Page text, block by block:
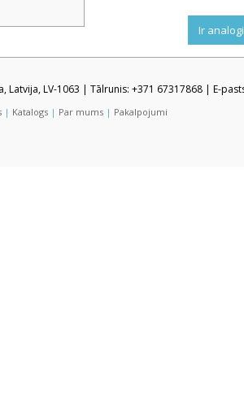
Ir analogi
Latvija, LV-1063 | Tālrunis: +371 67317868 | E-
| Katalogs | Par mums | Pakalpojumi